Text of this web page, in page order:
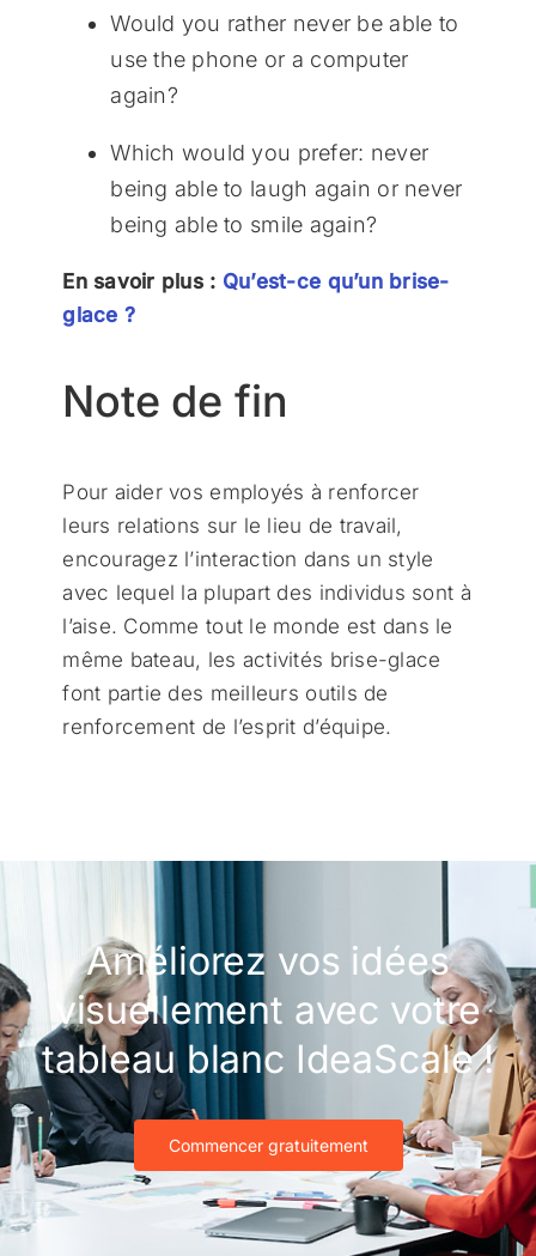
Would you rather never be able to
use the phone or a computer
again?
Which would you prefer: never
being able to laugh again or never
being able to smile again?
En savoir plus : Qu’est-ce qu’un brise-
glace ?
Note de fin
Pour aider vos employés à renforcer
leurs relations sur le lieu de travail,
encouragez l’interaction dans un style
avec lequel la plupart des individus sont à
l’aise. Comme tout le monde est dans le
même bateau, les activités brise-glace
font partie des meilleurs outils de
renforcement de l’esprit d’équipe.
Améliorez vos idées
visuellement avec votre
tableau blanc IdeaScale !
Commencer gratuitement